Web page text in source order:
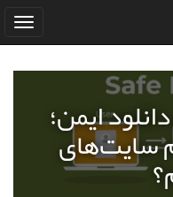
ایمن؛
سایت‌های